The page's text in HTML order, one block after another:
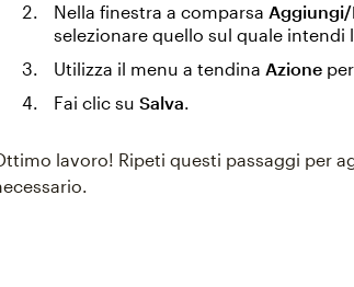
Nella finestra a comparsa
selezionare quello sul quale
Utilizza il menu a tendina Azione
Fai clic suSalva.
lavoro! Ripeti questi passaggi per